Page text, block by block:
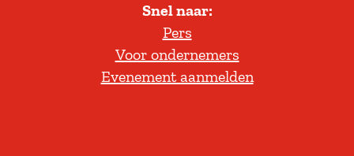
l
t
e
r
Snel naar:
Pers
Voor ondernemers
Evenement aanmelden